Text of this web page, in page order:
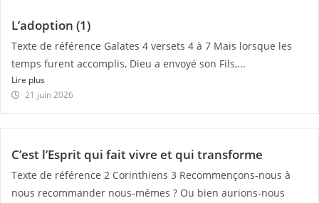
L’adoption (1)
Texte de référence Galates 4 versets 4 à 7 Mais lorsque les
temps furent accomplis, Dieu a envoyé son Fils,...
Lire plus
21 juin 2026
C’est l’Esprit qui fait vivre et qui transforme
Texte de référence 2 Corinthiens 3 Recommençons-nous à
nous recommander nous-mêmes ? Ou bien aurions-nous